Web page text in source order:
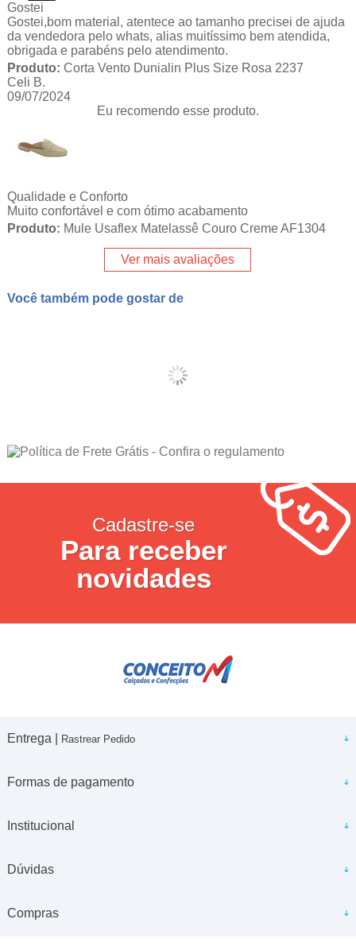
Gostei
Gostei,bom material, atentece ao tamanho precisei de ajuda
da vendedora pelo whats, alias muitíssimo bem atendida,
obrigada e parabéns pelo atendimento.
Produto: Corta Vento Dunialin Plus Size Rosa 2237
Celi B.
09/07/2024
Eu recomendo esse produto.
Qualidade e Conforto
Muito confortável e com ótimo acabamento
Produto: Mule Usaflex Matelassê Couro Creme AF1304
Ver mais avaliações
Você também pode gostar de
Cadastre-se
Para receber
novidades
Entrega | Rastrear Pedido
Formas de pagamento
Institucional
Dúvidas
Compras